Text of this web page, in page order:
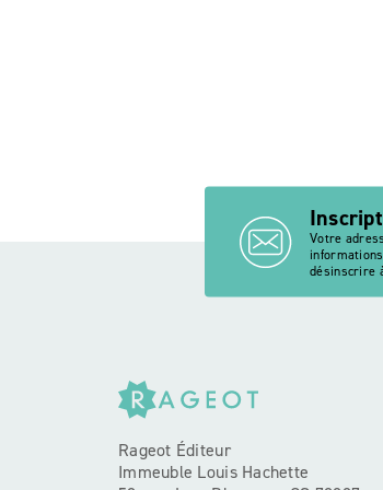
Votre
désinscrire
Rageot Éditeur
Immeuble Louis Hachette